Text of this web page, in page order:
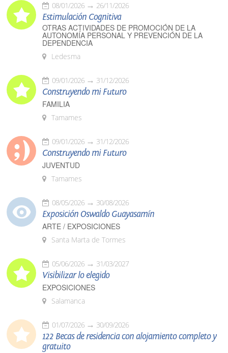
08/01/2026 26/11/2026
Estimulación Cognitiva
OTRAS ACTIVIDADES DE PROMOCIÓN DE LA
AUTONOMÍA PERSONAL Y PREVENCIÓN DE LA
DEPENDENCIA
Ledesma
09/01/2026 31/12/2026
Construyendo mi Futuro
FAMILIA
Tamames
09/01/2026 31/12/2026
Construyendo mi Futuro
JUVENTUD
Tamames
08/05/2026 30/08/2026
Exposición Oswaldo Guayasamín
ARTE / EXPOSICIONES
Santa Marta de Tormes
05/06/2026 31/03/2027
Visibilizar lo elegido
EXPOSICIONES
Salamanca
01/07/2026 30/09/2026
122 Becas de residencia con alojamiento completo y
gratuito